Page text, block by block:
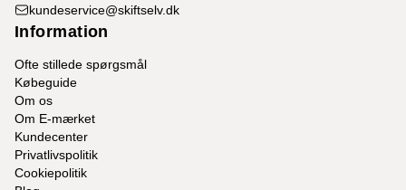
kundeservice@skiftselv.dk
Information
Ofte stillede spørgsmål
Købeguide
Om os
Om E-mærket
Kundecenter
Privatlivspolitik
Cookiepolitik